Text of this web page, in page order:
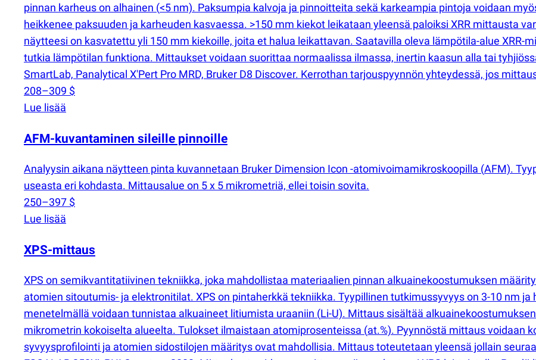
pinnan karheus on alhainen (<5 nm). Paksumpia kalvoja ja pinnoitteita sekä karkeampia pintoja voidaan
heikkenee paksuuden ja karheuden kasvaessa. >150 mm kiekot leikataan yleensä paloiksi XRR mittausta
näytteesi on kasvatettu yli 150 mm kiekoille, joita et halua leikattavan. Saatavilla oleva lämpötila-alue XRR-
tutkia lämpötilan funktiona. Mittaukset voidaan suorittaa normaalissa ilmassa, inertin kaasun alla tai
SmartLab, Panalytical X'Pert Pro MRD, Bruker D8 Discover. Kerrothan tarjouspyynnön yhteydessä, jos
208–309 $
Lue lisää
AFM-kuvantaminen sileille pinnoille
Analyysin aikana näytteen pinta kuvannetaan Bruker Dimension Icon -atomivoimamikroskoopilla (AFM).
useasta eri kohdasta. Mittausalue on 5 x 5 mikrometriä, ellei toisin sovita.
250–397 $
Lue lisää
XPS-mittaus
XPS on semikvantitatiivinen tekniikka, joka mahdollistaa materiaalien pinnan alkuainekoostumuksen
atomien sitoutumis- ja elektronitilat. XPS on pintaherkkä tekniikka. Tyypillinen tutkimussyvyys on 3-10 nm
menetelmällä voidaan tunnistaa alkuaineet litiumista uraaniin (Li-U). Mittaus sisältää
mikrometrin kokoiselta alueelta. Tulokset ilmaistaan atomiprosenteissa (at.%). Pyynnöstä mittaus voidaan
syvyysprofilointi ja atomien sidostilojen määritys ovat mahdollisia. Mittaus toteutetaan yleensä jollain